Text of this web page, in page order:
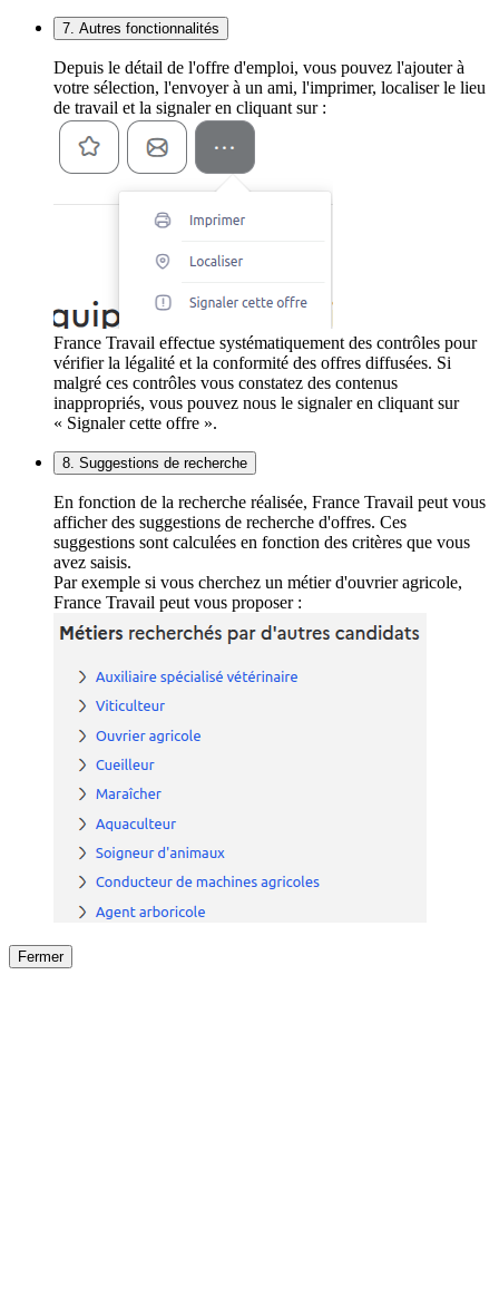
7. Autres fonctionnalités
Depuis le détail de l'offre d'emploi, vous pouvez l'ajouter à
votre sélection, l'envoyer à un ami, l'imprimer, localiser le lieu
de travail et la signaler en cliquant sur :
France Travail effectue systématiquement des contrôles pour
vérifier la légalité et la conformité des offres diffusées. Si
malgré ces contrôles vous constatez des contenus
inappropriés, vous pouvez nous le signaler en cliquant sur
« Signaler cette offre ».
8. Suggestions de recherche
En fonction de la recherche réalisée, France Travail peut vous
afficher des suggestions de recherche d'offres. Ces
suggestions sont calculées en fonction des critères que vous
avez saisis.
Par exemple si vous cherchez un métier d'ouvrier agricole,
France Travail peut vous proposer :
Fermer